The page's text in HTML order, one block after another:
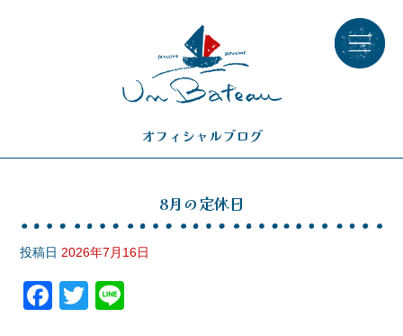
オフィシャルブログ
8月の定休日
投稿日 2026年7月16日
F
T